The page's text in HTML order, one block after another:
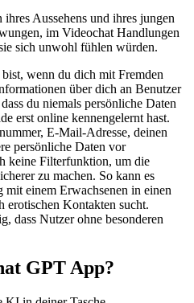
Aussehens und ihres jungen
im Videochat Handlungen
sich unwohl fühlen würden.
wenn du dich mit Fremden
über dich an Benutzer
du niemals persönliche Daten
erst online kennengelernt hast.
E-Mail-Adresse, deinen
persönliche Daten vor
keine Filterfunktion, um die
zu machen. So kann es
mit einem Erwachsenen in einen
erotischen Kontakten sucht.
dass Nutzer ohne besonderen
GPT App?